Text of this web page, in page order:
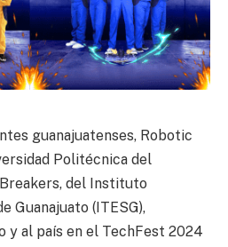
guanajuatenses, Robotic
Politécnica del
del Instituto
Guanajuato (ITESG),
y al país en el TechFest 2024